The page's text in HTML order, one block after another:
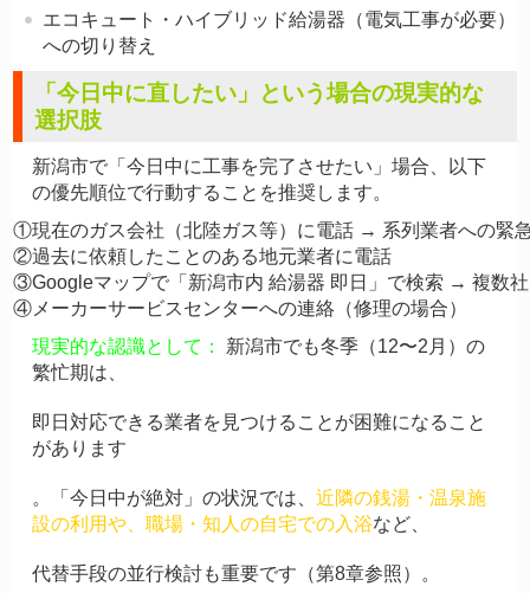
エコキュート・ハイブリッド給湯器（電気工事が必要）
への切り替え
「今日中に直したい」という場合の現実的な
選択肢
新潟市で「今日中に工事を完了させたい」場合、以下
の優先順位で行動することを推奨します。
①現在のガス会社（北陸ガス等）に電話 → 系列業者への緊
②過去に依頼したことのある地元業者に電話
③Googleマップで「新潟市内 給湯器 即日」で検索 → 複数
現実的な認識として：
新潟市でも冬季（12〜2月）の
繁忙期は、
即日対応できる業者を見つけることが困難になること
があります
。「今日中が絶対」の状況では、近隣の銭湯・温泉施
設の利用や、職場・知人の自宅での入浴など、
代替手段の並行検討も重要です（第8章参照）。